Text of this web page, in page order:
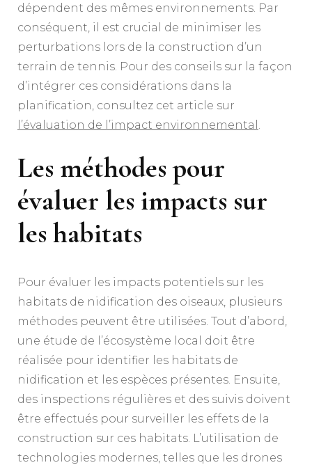
dépendent des mêmes environnements. Par
conséquent, il est crucial de minimiser les
perturbations lors de la construction d’un
terrain de tennis. Pour des conseils sur la façon
d’intégrer ces considérations dans la
planification, consultez cet article sur
l’évaluation de l’impact environnemental
Les méthodes pour
évaluer les impacts sur
les habitats
Pour évaluer les impacts potentiels sur les
habitats de nidification des oiseaux, plusieurs
méthodes peuvent être utilisées. Tout d’abord,
une étude de l’écosystème local doit être
réalisée pour identifier les habitats de
nidification et les espèces présentes. Ensuite,
des inspections régulières et des suivis doivent
être effectués pour surveiller les effets de la
construction sur ces habitats. L’utilisation de
technologies modernes, telles que les drones